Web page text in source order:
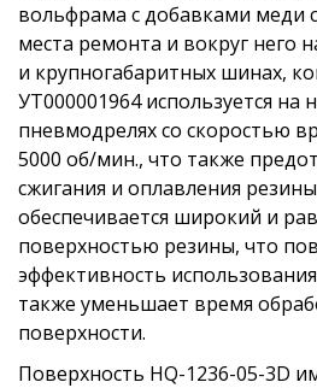
вольфрама с добавками меди
места ремонта и вокруг него
и крупногабаритных шинах,
УТ000001964 используется на
пневмодрелях со скоростью
5000 об/мин., что также
сжигания и оплавления
обеспечивается широкий и
поверхностью резины, что
эффективность
также уменьшает время
поверхности.
Поверхность HQ-1236-05-3D